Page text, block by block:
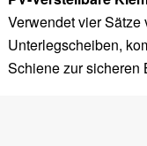
Verwendet vier
Unterlegscheiben,
Schiene zur sicheren